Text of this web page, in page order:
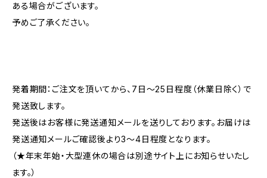
ある場合がございます。
予めご了承ください。
発着期間：ご注文を頂いてから、7日〜25日程度（休業日除く）で
発送致します。
発送後はお客様に発送通知メールを送りしております。お届けは
発送通知メールご確認後より3〜4日程度となります。
（★年末年始・大型連休の場合は別途サイト上にお知らせいたし
ます。）